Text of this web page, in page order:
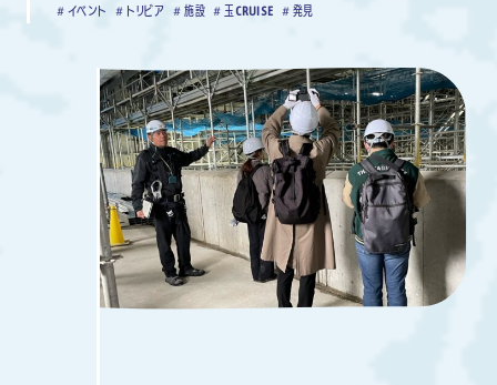
イベント トリビア 施設 玉CRUISE 発見